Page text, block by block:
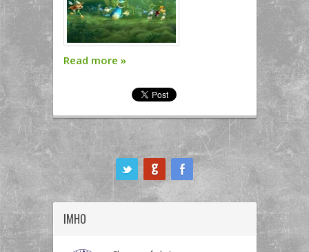
Read more »
IMHO